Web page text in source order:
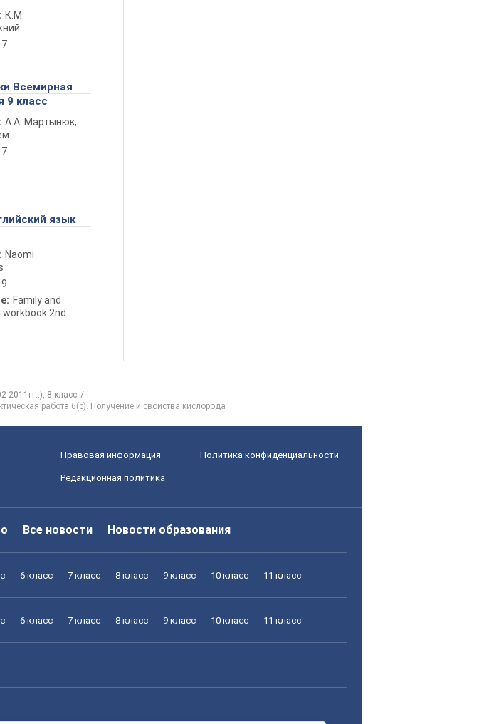
К.М.
Всемирная
9 класс
А.А. Мартынюк,
язык
Naomi
Family and
workbook 2nd
2011гг..), 8 класс
работа 6(с). Получение и свойства кислорода
Правовая информация Политика конфиденциальности
Редакционная политика
Все новости Новости образования
6 класс 7 класс 8 класс 9 класс 10 класс 11 класс
6 класс 7 класс 8 класс 9 класс 10 класс 11 класс